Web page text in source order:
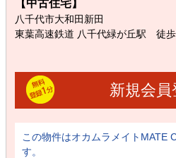
【中古住宅】
八千代市大和田新田
東葉高速鉄道 八千代緑が丘駅 徒
新規会員
この物件はオカムラメイトMATE
す。